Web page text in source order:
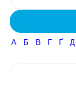
Кар'єра
А Б В Г Ґ Д